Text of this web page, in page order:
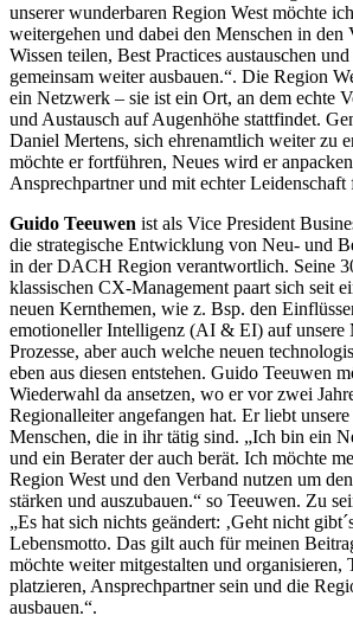
unserer wunderbaren Region West möchte
weitergehen und dabei den Menschen in den
Wissen teilen, Best Practices austauschen
gemeinsam weiter ausbauen.“. Die Region
ein Netzwerk – sie ist ein Ort, an dem echte
und Austausch auf Augenhöhe stattfindet.
Daniel Mertens, sich ehrenamtlich weiter zu
möchte er fortführen, Neues wird er
Ansprechpartner und mit echter Leidenschaft
Guido Teeuwen ist als Vice President
die strategische Entwicklung von Neu- und
in der DACH Region verantwortlich. Seine
klassischen CX-Management paart sich seit
neuen Kernthemen, wie z. Bsp. den
emotioneller Intelligenz (AI & EI) auf unsere
Prozesse, aber auch welche neuen
eben aus diesen entstehen. Guido Teeuwen
Wiederwahl da ansetzen, wo er vor zwei
Regionalleiter angefangen hat. Er liebt
Menschen, die in ihr tätig sind. „Ich bin ein
und ein Berater der auch berät. Ich möchte
Region West und den Verband nutzen um
stärken und auszubauen.“ so Teeuwen. Zu
„Es hat sich nichts geändert: ‚Geht nicht
Lebensmotto. Das gilt auch für meinen
möchte weiter mitgestalten und organisieren,
platzieren, Ansprechpartner sein und die
ausbauen.“.